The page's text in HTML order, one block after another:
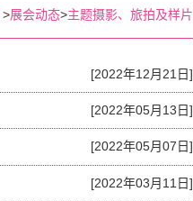
>展会动态>主题摄影、旅拍及样片
[2022年12月21日]
[2022年05月13日]
[2022年05月07日]
[2022年03月11日]